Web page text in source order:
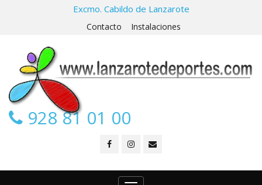
Excmo. Cabildo de Lanzarote
Contacto Instalaciones
928 81 01 00